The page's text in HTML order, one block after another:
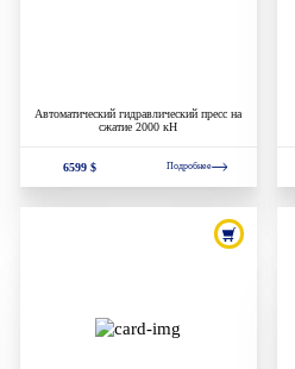
Автоматический гидравлический пресс на
сжатие 2000 кН
6599 $ Подробнее